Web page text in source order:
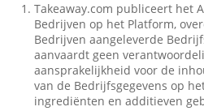
Takeaway.com publiceert het
Bedrijven op het Platform,
Bedrijven aangeleverde
aanvaardt geen
aansprakelijkheid voor de
van de Bedrijfsgegevens op
ingrediënten en additieven